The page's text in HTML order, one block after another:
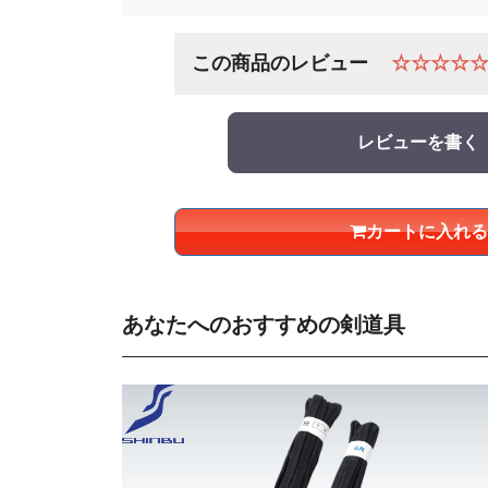
この商品のレビュー ☆☆☆☆☆
レビューを書く
カートに入れる
あなたへのおすすめの剣道具